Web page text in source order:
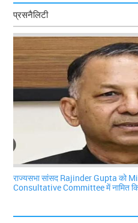
प्रसनैलिटी
राज्यसभा सांसद Rajinder Gupta को
Consultative Committee में नामित